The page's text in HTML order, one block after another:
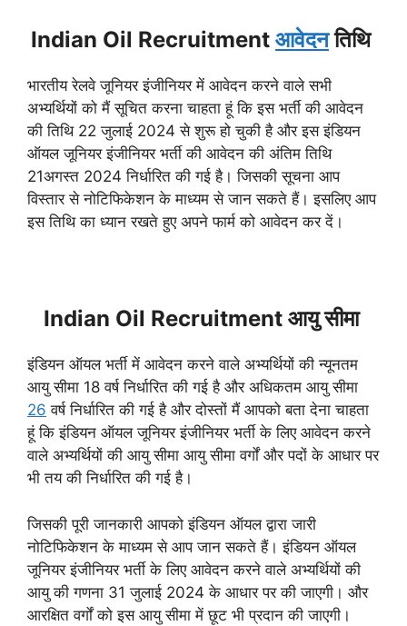
Indian Oil Recruitment आवेदनतिथि
भारतीय रेलवे जूनियर इंजीनियर में आवेदन करने वाले सभी
अभ्यर्थियों को मैं सूचित करना चाहता हूं कि इस भर्ती की आवेदन
की तिथि 22 जुलाई 2024 से शुरू हो चुकी है और इस इंडियन
ऑयल जूनियर इंजीनियर भर्ती की आवेदन की अंतिम तिथि
21अगस्त 2024 निर्धारित की गई है। जिसकी सूचना आप
विस्तार से नोटिफिकेशन के माध्यम से जान सकते हैं। इसलिए आप
इस तिथि का ध्यान रखते हुए अपने फार्म को आवेदन कर दें।
Indian Oil Recruitment आयु सीमा
इंडियन ऑयल भर्ती में आवेदन करने वाले अभ्यर्थियों की न्यूनतम
आयु सीमा 18 वर्ष निर्धारित की गई है और अधिकतम आयु सीमा
26 वर्ष निर्धारित की गई है और दोस्तों मैं आपको बता देना चाहता
हूं कि इंडियन ऑयल जूनियर इंजीनियर भर्ती के लिए आवेदन करने
वाले अभ्यर्थियों की आयु सीमा आयु सीमा वर्गों और पदों के आधार पर
भी तय की निर्धारित की गई है।
जिसकी पूरी जानकारी आपको इंडियन ऑयल द्वारा जारी
नोटिफिकेशन के माध्यम से आप जान सकते हैं। इंडियन ऑयल
जूनियर इंजीनियर भर्ती के लिए आवेदन करने वाले अभ्यर्थियों की
आयु की गणना 31 जुलाई 2024 के आधार पर की जाएगी। और
आरक्षित वर्गों को इस आयु सीमा में छूट भी प्रदान की जाएगी।